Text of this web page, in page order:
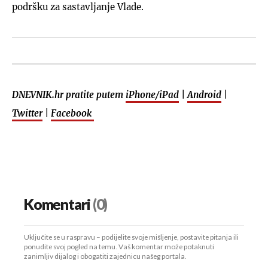
podršku za sastavljanje Vlade.
DNEVNIK.hr pratite putem iPhone/iPad Android
Twitter| Facebook
Komentari(0)
Uključite se u raspravu – podijelite svoje mišljenje, postavite pitanja ili
ponudite svoj pogled na temu. Vaš komentar može potaknuti
zanimljiv dijalog i obogatiti zajednicu našeg portala.